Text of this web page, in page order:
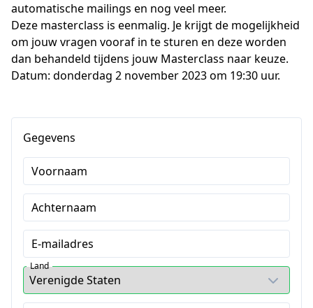
automatische mailings en nog veel meer.
Deze masterclass is eenmalig. Je krijgt de mogelijkheid
om jouw vragen vooraf in te sturen en deze worden
dan behandeld tijdens jouw Masterclass naar keuze.
Datum: donderdag 2 november 2023 om 19:30 uur.
Gegevens
Voornaam
Achternaam
E-mailadres
Land